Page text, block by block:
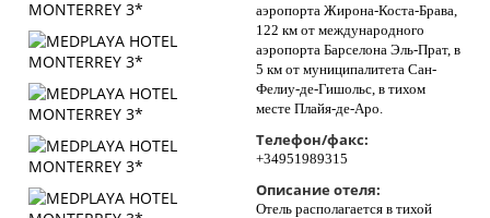
аэропорта Жирона-Коста-Брава,
122 км от международного
аэропорта Барселона Эль-Прат, в
5 км от муниципалитета Сан-
Фелиу-де-Гишольс, в тихом
месте Плайя-де-Аро.
Телефон/факс:
+34951989315
Описание отеля:
Отель располагается в тихой